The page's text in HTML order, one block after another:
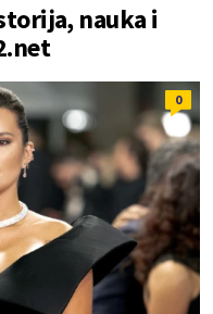
nauka i
0